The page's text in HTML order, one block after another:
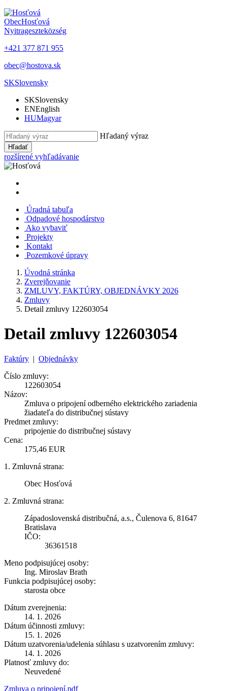
ObecHosťová
Nyitrageszteközség
+421 377 871 955
obec@hostova.sk
SKSlovensky
SKSlovensky
ENEnglish
HUMagyar
Hľadaný výraz
Hľadať
rozšírené vyhľadávanie
Úradná tabuľa
Odpadové hospodárstvo
Ako vybaviť
Projekty
Kontakt
Pozemkové úpravy
Úvodná stránka
Zverejňovanie
ZMLUVY, FAKTÚRY, OBJEDNÁVKY 2026
Zmluvy
Detail zmluvy 122603054
Detail zmluvy 122603054
Faktúry | Objednávky
Číslo zmluvy:
122603054
Názov:
Zmluva o pripojení odberného elektrického zariadenia
žiadateľa do distribučnej sústavy
Predmet zmluvy:
pripojenie do distribučnej sústavy
Cena:
175,46 EUR
1. Zmluvná strana:
Obec Hosťová
2. Zmluvná strana:
Západoslovenská distribučná, a.s., Čulenova 6, 81647
Bratislava
IČO:
36361518
Meno podpisujúcej osoby:
Ing. Miroslav Brath
Funkcia podpisujúcej osoby:
starosta obce
Dátum zverejnenia:
14. 1. 2026
Dátum účinnosti zmluvy:
15. 1. 2026
Dátum uzatvorenia/udelenia súhlasu s uzatvorením zmluvy:
14. 1. 2026
Platnosť zmluvy do:
Neuvedené
Zmluva o pripojení.pdf